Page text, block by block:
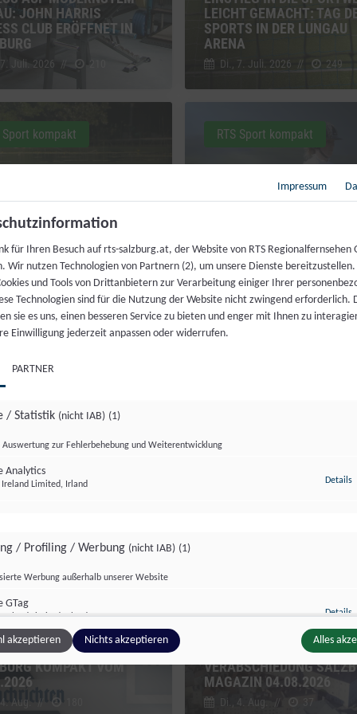
JOHN HARRIS
CLUB ERÖFFNET IN
7. Juli. 2026 //
LEICHT GEMACHT: TAG
SPORTS IN DER LUNGAU
ARENA
Di., 7. Juli. 2026 // 249
MIT
SICH FÜR
EIN
Juni. 2026 // 240
Sport kompakt
HOCH ZU ROSS TROTZ
70-JAHRE-FEIER DER
REITERGRUPPE WALS
Di., 30. Juni. 2026 // 229
RTS Sport kompakt
KOMPAKT VOM
Aug. //
VERABSCHIEDUNG
MAGAZIN 04.08.2026
Di., 4. Aug. //
Impressum
für Ihren Besuch auf rts-salzburg.at, der Website von RTS Regionalfernsehen
Wir nutzen Technologien von Partnern (2), um unsere Dienste bereitzustellen.
und Tools von Drittanbietern zur Verarbeitung einiger Ihrer
Technologien sind für die Nutzung der Website nicht zwingend erforderlich.
sie es uns, einen besseren Service zu bieten und enger mit Ihnen zu
Einwilligung jederzeit anpassen oder widerrufen.
PARTNER
/ Statistik (nicht IAB) (1)
Auswertung zur Fehlerbehebung und Weiterentwicklung
Analytics
Ireland Limited, Irland Details
/ Profiling / Werbung (nicht IAB) (1)
Werbung außerhalb unserer Website
GTag
Ireland Limited, Irland Details
Inhalte
zusätzlicher Informationen
akzeptieren Nichts akzeptieren Alles